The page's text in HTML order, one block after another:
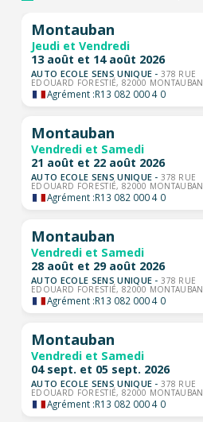
Montauban
Jeudi et Vendredi
13 août et 14 août 2026
AUTO ECOLE SENS UNIQUE -378 RUE
EDOUARD FORESTIÉ, 82000 MONTAUBAN
Agrément :R13 082 000 4 0
Montauban
Vendredi et Samedi
21 août et 22 août 2026
AUTO ECOLE SENS UNIQUE -378 RUE
EDOUARD FORESTIÉ, 82000 MONTAUBAN
Agrément :R13 082 000 4 0
Montauban
Vendredi et Samedi
28 août et 29 août 2026
AUTO ECOLE SENS UNIQUE -378 RUE
EDOUARD FORESTIÉ, 82000 MONTAUBAN
Agrément :R13 082 000 4 0
Montauban
Vendredi et Samedi
04 sept. et 05 sept. 2026
AUTO ECOLE SENS UNIQUE -378 RUE
EDOUARD FORESTIÉ, 82000 MONTAUBAN
Agrément :R13 082 000 4 0